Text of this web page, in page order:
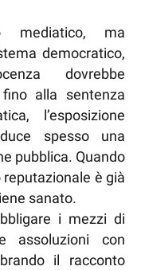
ma
democratico,
dovrebbe
alla sentenza
l’esposizione
spesso una
pubblica. Quando
reputazionale è già
sanato.
i mezzi di
assoluzioni con
il racconto